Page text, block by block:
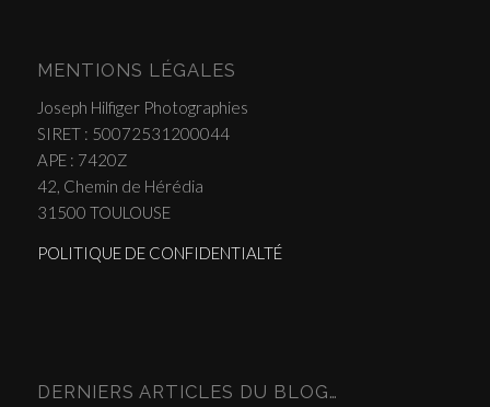
MENTIONS LÉGALES
Joseph Hilfiger Photographies
SIRET : 50072531200044
APE : 7420Z
42, Chemin de Hérédia
31500 TOULOUSE
POLITIQUE DE CONFIDENTIALTÉ
DERNIERS ARTICLES DU BLOG…